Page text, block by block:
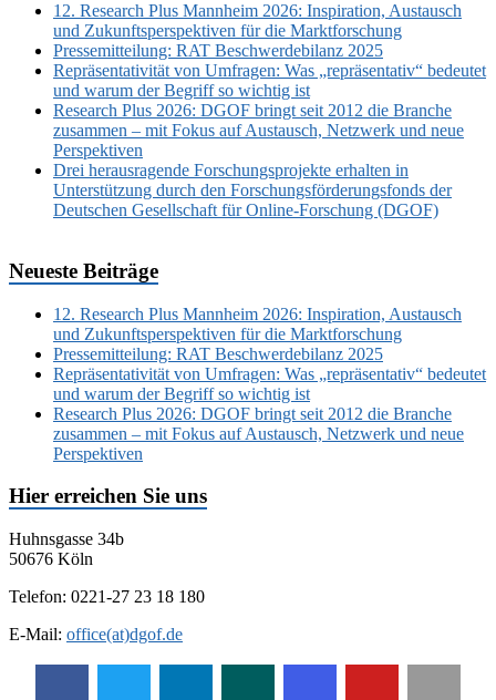
12. Research Plus Mannheim 2026: Inspiration, Austausch
und Zukunftsperspektiven für die Marktforschung
Pressemitteilung: RAT Beschwerdebilanz 2025
Repräsentativität von Umfragen: Was „repräsentativ“ bedeutet
und warum der Begriff so wichtig ist
Research Plus 2026: DGOF bringt seit 2012 die Branche
zusammen – mit Fokus auf Austausch, Netzwerk und neue
Perspektiven
Drei herausragende Forschungsprojekte erhalten in
Unterstützung durch den Forschungsförderungsfonds der
Deutschen Gesellschaft für Online-Forschung (DGOF)
Neueste Beiträge
12. Research Plus Mannheim 2026: Inspiration, Austausch
und Zukunftsperspektiven für die Marktforschung
Pressemitteilung: RAT Beschwerdebilanz 2025
Repräsentativität von Umfragen: Was „repräsentativ“ bedeutet
und warum der Begriff so wichtig ist
Research Plus 2026: DGOF bringt seit 2012 die Branche
zusammen – mit Fokus auf Austausch, Netzwerk und neue
Perspektiven
Hier erreichen Sie uns
Huhnsgasse 34b
50676 Köln
Telefon: 0221-27 23 18 180
E-Mail: office(at)dgof.de